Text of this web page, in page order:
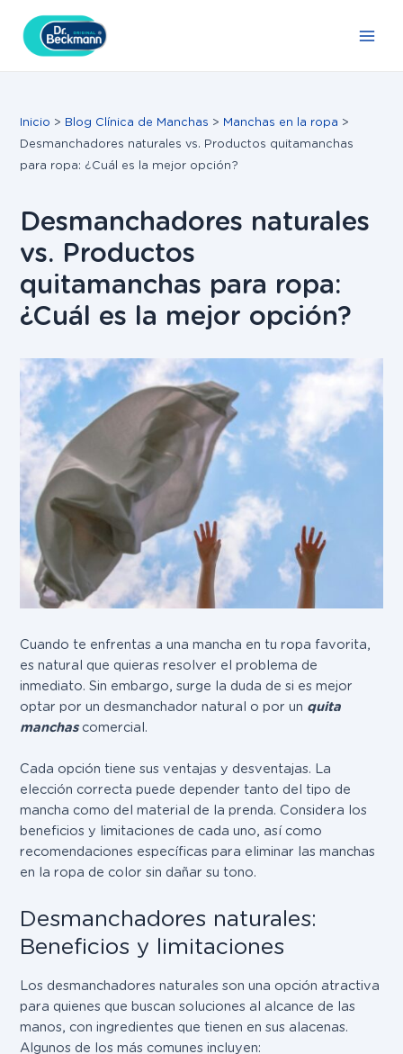
contenido
Inicio Blog Clínica de Manchas
Manchas en la ropa
Desmanchadores naturales vs. Productos quitamanchas
para ropa: ¿Cuál es la mejor opción?
Desmanchadores naturales
vs. Productos
quitamanchas para ropa:
¿Cuál es la mejor opción?
Cuando te enfrentas a una mancha en tu ropa favorita,
es natural que quieras resolver el problema de
inmediato. Sin embargo, surge la duda de si es mejor
optar por un desmanchador natural o por un quita
manchascomercial.
Cada opción tiene sus ventajas y desventajas. La
elección correcta puede depender tanto del tipo de
mancha como del material de la prenda. Considera los
beneficios y limitaciones de cada uno, así como
recomendaciones específicas para eliminar las manchas
en la ropa de color sin dañar su tono.
Desmanchadores naturales:
Beneficios y limitaciones
Los desmanchadores naturales son una opción atractiva
para quienes que buscan soluciones al alcance de las
manos, con ingredientes que tienen en sus alacenas.
Algunos de los más comunes incluyen:
de
entradas